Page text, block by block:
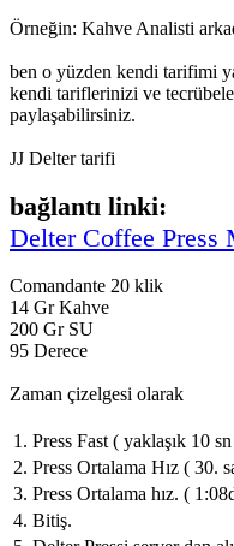
Örneğin: Kahve Analisti
ben o yüzden kendi tarifimi
kendi tariflerinizi ve
paylaşabilirsiniz.
JJ Delter tarifi
bağlantı linki:
Delter Coffee Press
Comandante 20 klik
14 Gr Kahve
200 Gr SU
95 Derece
Zaman çizelgesi olarak
1. Press Fast ( yaklaşık 10
2. Press Ortalama Hız ( 30.
3. Press Ortalama hız. (
4. Bitiş.